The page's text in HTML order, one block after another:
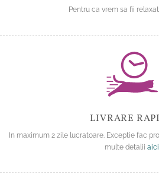
Pentru ca vrem sa fii
LIVRARE
In maximum 2 zile lucratoare. Exceptie fac
multe detalii aici